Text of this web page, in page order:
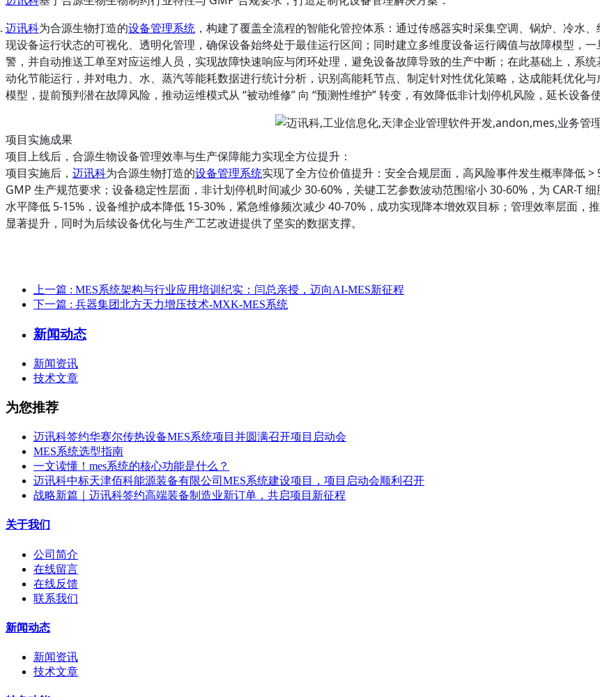
迈讯科为合源生物打造的设备管理系统 ，构建了覆盖全流程的智能化管控体系：通过传感器实时采集空调、锅炉、冷水
现设备运行状态的可视化、透明化管理，确保设备始终处于最佳运行区间；同时建立多维度设备运行阈值与故障模型，
警，并自动推送工单至对应运维人员，实现故障快速响应与闭环处理，避免设备故障导致的生产中断；在此基础上，系
动化节能运行，并对电力、水、蒸汽等能耗数据进行统计分析，识别高能耗节点、制定针对性优化策略，达成能耗优化
模型，提前预判潜在故障风险，推动运维模式从 “被动维修” 向 “预测性维护” 转变，有效降低非计划停机风险，延长设备使
项目实施成果
项目上线后，合源生物设备管理效率与生产保障能力实现全方位提升：
项目实施后， 迈讯科为合源生物打造的设备管理系统实现了全方位价值提升：安全合规层面，高风险事件发生概率降低
GMP 生产规范要求；设备稳定性层面，非计划停机时间减少 30-60%，关键工艺参数波动范围缩小 30-60%，为 CAR-T
水平降低 5-15%，设备维护成本降低 15-30%，紧急维修频次减少 40-70%，成功实现降本增效双目标；管理效率层面
显著提升，同时为后续设备优化与生产工艺改进提供了坚实的数据支撑。
上一篇 : MES系统架构与行业应用培训纪实：闫总亲授，迈向AI-MES新征程
下一篇 : 兵器集团北方天力增压技术-MXK-MES系统
新闻动态
新闻资讯
技术文章
为您推荐
迈讯科签约华赛尔传热设备MES系统项目并圆满召开项目启动会
MES系统选型指南
一文读懂！mes系统的核心功能是什么？
迈讯科中标天津佰科能源装备有限公司MES系统建设项目，项目启动会顺利召开
战略新篇｜迈讯科签约高端装备制造业新订单，共启项目新征程
关于我们
公司简介
在线留言
在线反馈
联系我们
新闻动态
新闻资讯
技术文章